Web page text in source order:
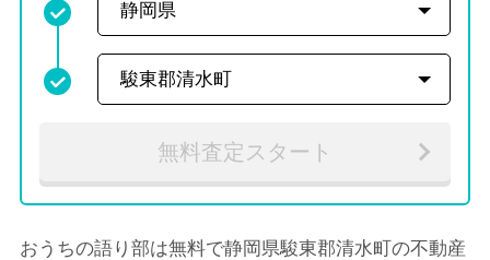
無料査定スタート
おうちの語り部は無料で静岡県駿東郡清水町の不動産